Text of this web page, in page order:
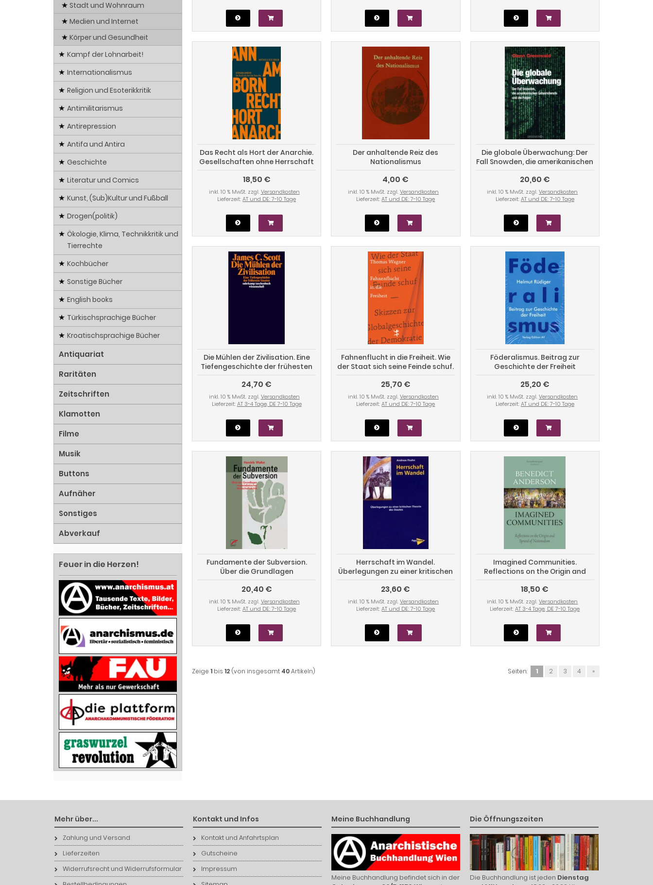
Das Recht als Hort der Anarchie.
Gesellschaften ohne Herrschaft
und Staat
18,50 €
inkl. 10 % MwSt. zzgl.Versandkosten
Lieferzeit:AT und DE: 7-10 Tage
Der anhaltende Reiz des
Nationalismus
4,00 €
inkl. 10 % MwSt. zzgl.Versandkosten
Lieferzeit:AT und DE: 7-10 Tage
Die globale Überwachung: Der
Fall Snowden, die amerikanischen
Geheimdienste und die Folgen
20,60 €
inkl. 10 % MwSt. zzgl.Versandkosten
Lieferzeit:AT und DE: 7-10 Tage
Die Mühlen der Zivilisation. Eine
Tiefengeschichte der frühesten
Staaten
24,70 €
inkl. 10 % MwSt. zzgl.Versandkosten
Lieferzeit:AT 3-4 Tage, DE 7-10 Tage
Fahnenflucht in die Freiheit. Wie
der Staat sich seine Feinde schuf.
Eine Globalgeschichte der
Demokratie
25,70 €
inkl. 10 % MwSt. zzgl.Versandkosten
Lieferzeit:AT und DE: 7-10 Tage
Föderalismus. Beitrag zur
Geschichte der Freiheit
25,20 €
inkl. 10 % MwSt. zzgl.Versandkosten
Lieferzeit:AT und DE: 7-10 Tage
Fundamente der Subversion.
Über die Grundlagen
materialistischer
Herrschaftskritik
20,40 €
inkl. 10 % MwSt. zzgl.Versandkosten
Lieferzeit:AT und DE: 7-10 Tage
Herrschaft im Wandel.
Überlegungen zu einer kritischen
Theorie des Staates
23,60 €
inkl. 10 % MwSt. zzgl.Versandkosten
Lieferzeit:AT und DE: 7-10 Tage
Imagined Communities.
Reflections on the Origin and
Spread of Nationalism
18,50 €
inkl. 10 % MwSt. zzgl.Versandkosten
Lieferzeit:AT 3-4 Tage, DE 7-10 Tage
Zeige 1 bis 12 (von insgesamt 40Artikeln) Seiten: 1 2 3 4 »
Stadt und Wohnraum
Medien und Internet
Körper und Gesundheit
Kampf der Lohnarbeit!
Internationalismus
Religion und Esoterikkritik
Antimilitarismus
Antirepression
Antifa und Antira
Geschichte
Literatur und Comics
Kunst, (Sub)Kultur und Fußball
Drogen(politik)
Ökologie, Klima, Technikkritik und
Tierrechte
Kochbücher
Sonstige Bücher
English books
Türkischsprachige Bücher
Kroatischsprachige Bücher
Antiquariat
Raritäten
Zeitschriften
Klamotten
Filme
Musik
Buttons
Aufnäher
Sonstiges
Abverkauf
Feuer in die Herzen!
Mehr über...
Zahlung und Versand
Lieferzeiten
Widerrufsrecht und Widerrufsformular
Kontakt und Infos
Kontakt und Anfahrtsplan
Gutscheine
Impressum
Meine Buchhandlung
Meine Buchhandlung befindet sich in der
Die Öffnungszeiten
Die Buchhandlung ist jeden Dienstag